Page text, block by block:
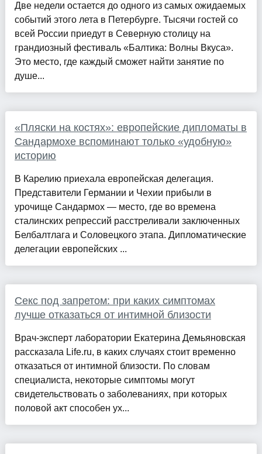
Две недели остается до одного из самых ожидаемых
событий этого лета в Петербурге. Тысячи гостей со
всей России приедут в Северную столицу на
грандиозный фестиваль «Балтика: Волны Вкуса».
Это место, где каждый сможет найти занятие по
душе...
«Пляски на костях»: европейские дипломаты в
Сандармохе вспоминают только «удобную»
историю
В Карелию приехала европейская делегация.
Представители Германии и Чехии прибыли в
урочище Сандармох — место, где во времена
сталинских репрессий расстреливали заключенных
Белбалтлага и Соловецкого этапа. Дипломатические
делегации европейских ...
Секс под запретом: при каких симптомах
лучше отказаться от интимной близости
Врач-эксперт лаборатории Екатерина Демьяновская
рассказала Life.ru, в каких случаях стоит временно
отказаться от интимной близости. По словам
специалиста, некоторые симптомы могут
свидетельствовать о заболеваниях, при которых
половой акт способен ух...